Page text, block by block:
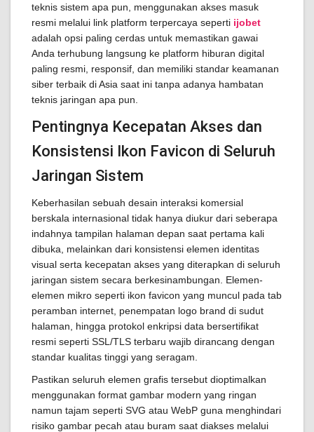
teknis sistem apa pun, menggunakan akses masuk
resmi melalui link platform terpercaya seperti ijobet
adalah opsi paling cerdas untuk memastikan gawai
Anda terhubung langsung ke platform hiburan digital
paling resmi, responsif, dan memiliki standar keamanan
siber terbaik di Asia saat ini tanpa adanya hambatan
teknis jaringan apa pun.
Pentingnya Kecepatan Akses dan
Konsistensi Ikon Favicon di Seluruh
Jaringan Sistem
Keberhasilan sebuah desain interaksi komersial
berskala internasional tidak hanya diukur dari seberapa
indahnya tampilan halaman depan saat pertama kali
dibuka, melainkan dari konsistensi elemen identitas
visual serta kecepatan akses yang diterapkan di seluruh
jaringan sistem secara berkesinambungan. Elemen-
elemen mikro seperti ikon favicon yang muncul pada tab
peramban internet, penempatan logo brand di sudut
halaman, hingga protokol enkripsi data bersertifikat
resmi seperti SSL/TLS terbaru wajib dirancang dengan
standar kualitas tinggi yang seragam.
Pastikan seluruh elemen grafis tersebut dioptimalkan
menggunakan format gambar modern yang ringan
namun tajam seperti SVG atau WebP guna menghindari
risiko gambar pecah atau buram saat diakses melalui